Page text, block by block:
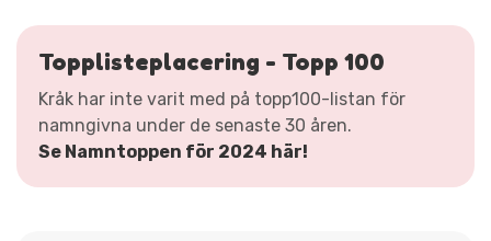
Topplisteplacering - Topp 100
Kråk har inte varit med på topp100-listan för
namngivna under de senaste 30 åren.
Se Namntoppen för 2024 här!